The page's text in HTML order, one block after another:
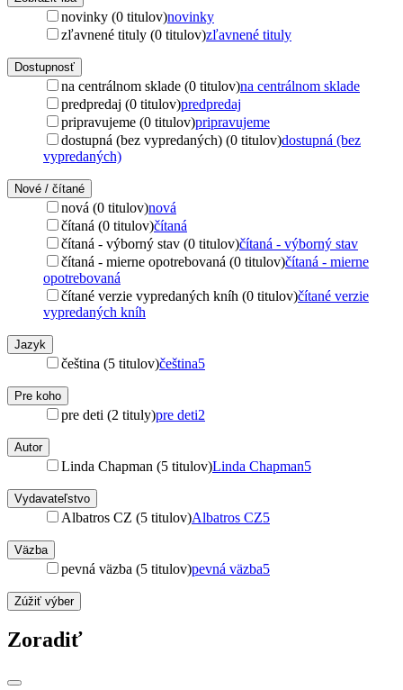
novinky (0 titulov)novinky
zľavnené tituly (0 titulov)zľavnené tituly
Dostupnosť
na centrálnom sklade (0 titulov)na centrálnom sklade
predpredaj (0 titulov)predpredaj
pripravujeme (0 titulov)pripravujeme
dostupná (bez vypredaných) (0 titulov)dostupná (bez
vypredaných)
Nové / čítané
nová (0 titulov)nová
čítaná (0 titulov)čítaná
čítaná - výborný stav (0 titulov)čítaná - výborný stav
čítaná - mierne opotrebovaná (0 titulov)čítaná - mierne
opotrebovaná
čítané verzie vypredaných kníh (0 titulov)čítané verzie
vypredaných kníh
Jazyk
čeština (5 titulov)čeština5
Pre koho
pre deti (2 tituly)pre deti2
Autor
Linda Chapman (5 titulov)Linda Chapman5
Vydavateľstvo
Albatros CZ (5 titulov)Albatros CZ5
Väzba
pevná väzba (5 titulov)pevná väzba5
Zúžiť výber
Zoradiť